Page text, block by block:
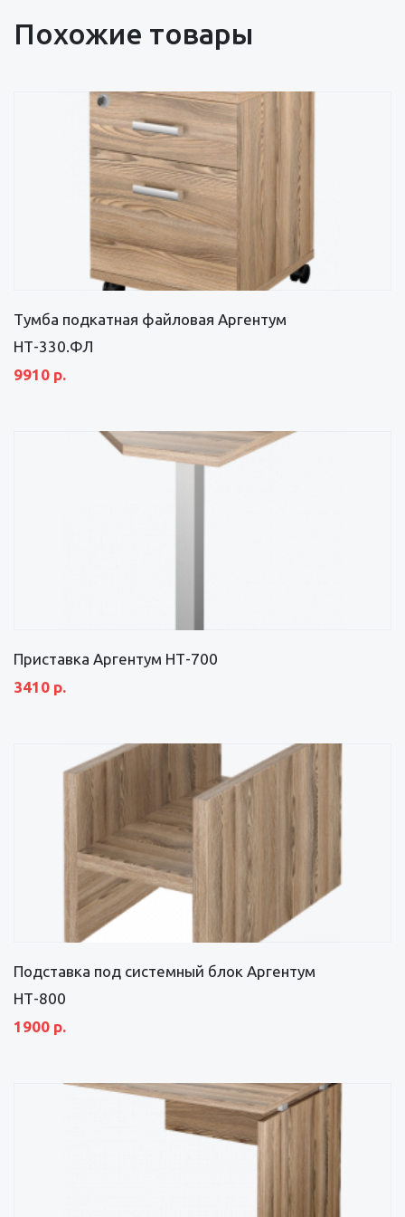
Похожие товары
Тумба подкатная файловая Аргентум
НТ-330.ФЛ
9910 р.
Приставка Аргентум НТ-700
3410 р.
Подставка под системный блок Аргентум
НТ-800
1900 р.